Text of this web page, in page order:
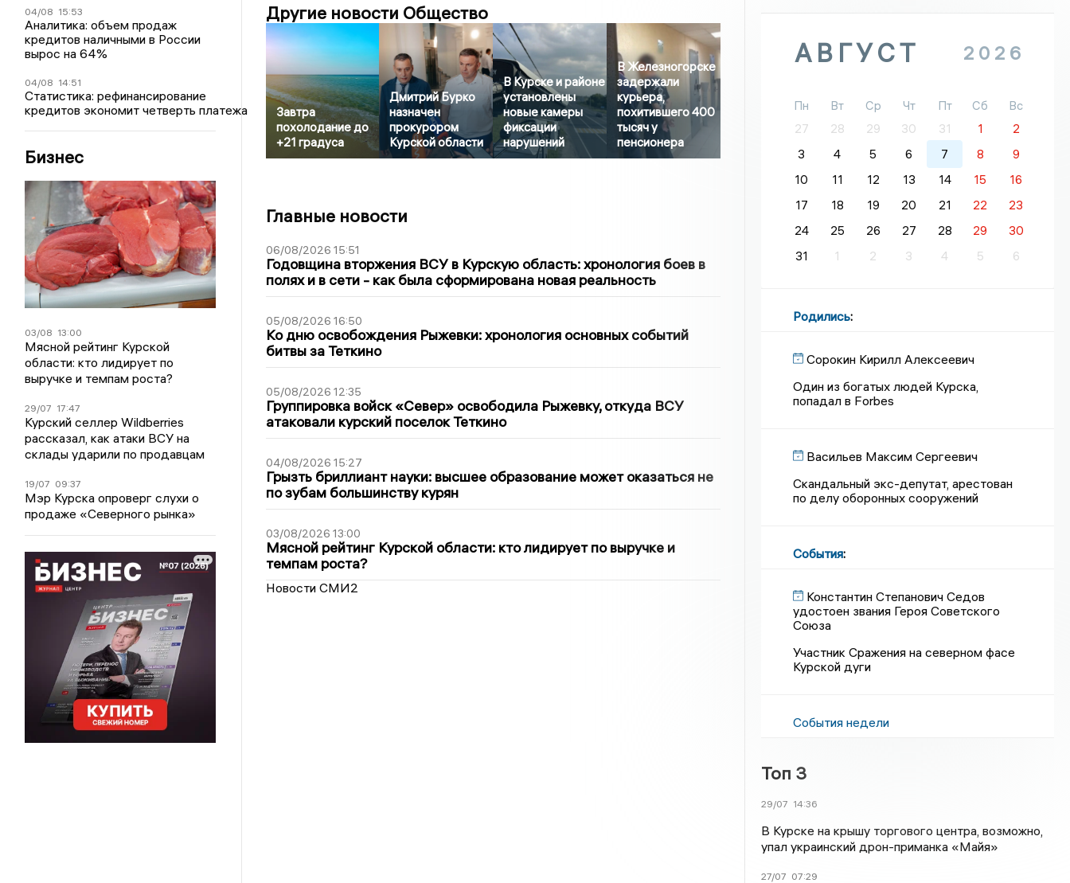
04/08 15:53
Аналитика: объем продаж
кредитов наличными в России
вырос на 64%
04/08 14:51
Статистика: рефинансирование
кредитов экономит четверть платежа
Бизнес
03/08 13:00
Мясной рейтинг Курской
области: кто лидирует по
выручке и темпам роста?
29/07 17:47
Курский селлер Wildberries
рассказал, как атаки ВСУ на
склады ударили по продавцам
19/07 09:37
Мэр Курска опроверг слухи о
продаже «Северного рынка»
Другие новости Общество
Завтра
похолодание до
+21 градуса
Дмитрий Бурко
назначен
прокурором
Курской области
В Курске и районе
установлены
новые камеры
фиксации
нарушений
В Железногорске
задержали
курьера,
похитившего 400
тысяч у
пенсионера
Главные новости
06/08/2026 15:51
Годовщина вторжения ВСУ в Курскую область: хронология боев в
полях и в сети - как была сформирована новая реальность
05/08/2026 16:50
Ко дню освобождения Рыжевки: хронология основных событий
битвы за Теткино
05/08/2026 12:35
Группировка войск «Север» освободила Рыжевку, откуда ВСУ
атаковали курский поселок Теткино
04/08/2026 15:27
Грызть бриллиант науки: высшее образование может оказаться не
по зубам большинству курян
03/08/2026 13:00
Мясной рейтинг Курской области: кто лидирует по выручке и
темпам роста?
Новости СМИ2
АВГУСТ 2026
Пн Вт Ср Чт Пт Сб
Вс
27
28 29 30 31 1
2
3
4 5 6 7 8
9
10
11 12 13 14 15
16
17
18 19 20 21 22
23
24
25 26 27 28 29
30
31
1 2 3 4 5 6
Родились:
Сорокин Кирилл Алексеевич
Один из богатых людей Курска,
попадал в Forbes
Васильев Максим Сергеевич
Скандальный экс-депутат, арестован
по делу оборонных сооружений
События:
Константин Степанович Седов
удостоен звания Героя Советского
Союза
Участник Сражения на северном фасе
Курской дуги
События недели
Топ 3
29/07 14:36
В Курске на крышу торгового центра, возможно,
упал украинский дрон-приманка «Майя»
27/07 07:29